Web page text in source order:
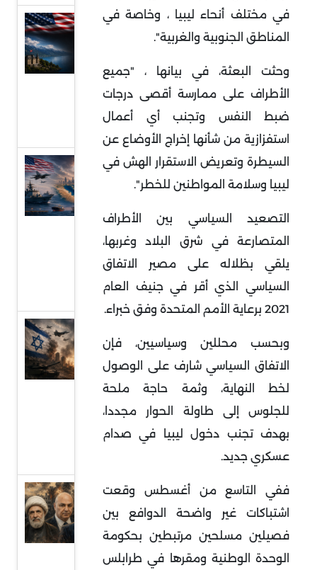
في مختلف أنحاء ليبيا ، وخاصة في
المناطق الجنوبية والغربية".
وحثت البعثة، في بيانها ، "جميع
الأطراف على ممارسة أقصى درجات
ضبط النفس وتجنب أي أعمال
استفزازية من شأنها إخراج الأوضاع عن
السيطرة وتعريض الاستقرار الهش في
ليبيا وسلامة المواطنين للخطر".
التصعيد السياسي بين الأطراف
المتصارعة في شرق البلاد وغربها،
يلقي بظلاله على مصير الاتفاق
السياسي الذي أقر في جنيف العام
2021 برعاية الأمم المتحدة وفق خبراء.
وبحسب محللين وسياسيين، فإن
الاتفاق السياسي شارف على الوصول
لخط النهاية، وثمة حاجة ملحة
للجلوس إلى طاولة الحوار مجددا،
بهدف تجنب دخول ليبيا في صدام
عسكري جديد.
ففي التاسع من أغسطس وقعت
اشتباكات غير واضحة الدوافع بين
فصيلين مسلحين مرتبطين بحكومة
الوحدة الوطنية ومقرها في طرابلس
مفاوضات
فهم
مجريات
الجولة
الخليج
بين
الهشة
والحرب
منخفضة
الوتيرة
في
عودة
المواجهة
المباشرة
بين إيران
حزب الله:
تشدد
تفاوضي
في ظل